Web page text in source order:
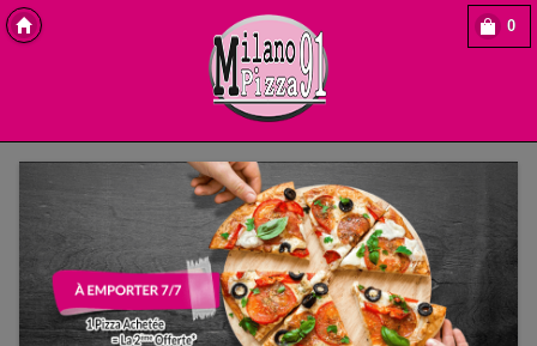
0
Copyright Des-click